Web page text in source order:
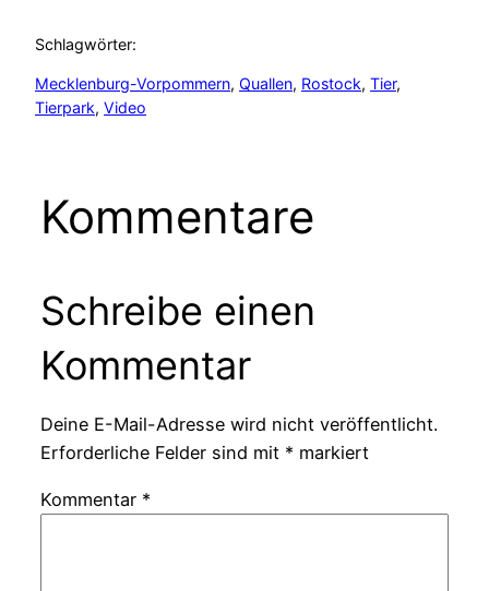
Schlagwörter:
Mecklenburg-Vorpommern, Quallen, Rostock, Tier
Tierpark, Video
Kommentare
Schreibe einen
Kommentar
Deine E-Mail-Adresse wird nicht veröffentlicht.
Erforderliche Felder sind mit * markiert
Kommentar *